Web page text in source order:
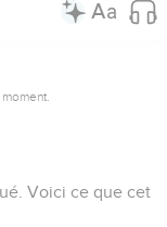
Voici ce que cet